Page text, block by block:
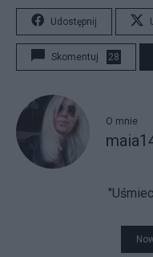
Udostępnij
Skomentuj 28
O mnie